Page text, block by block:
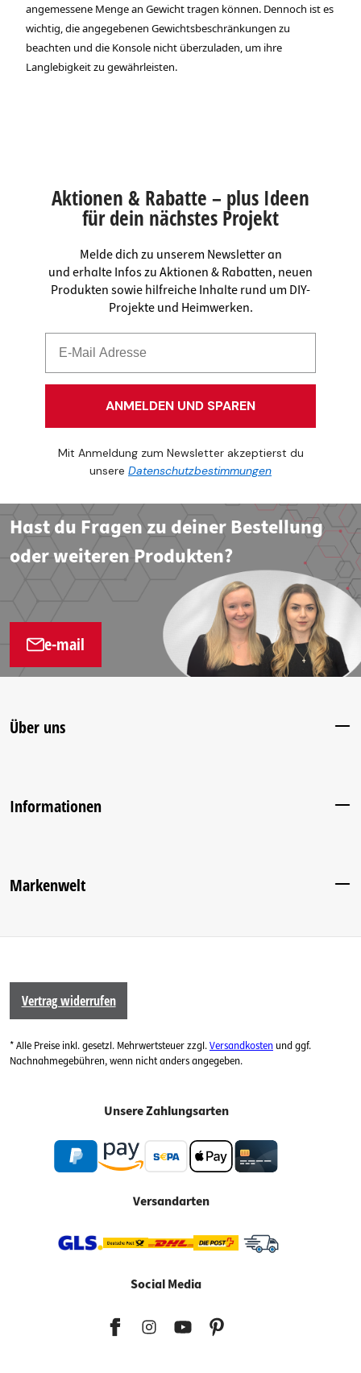
angemessene Menge an Gewicht tragen können. Dennoch ist es
wichtig, die angegebenen Gewichtsbeschränkungen zu
beachten und die Konsole nicht überzuladen, um ihre
Langlebigkeit zu gewährleisten.
Aktionen & Rabatte – plus Ideen
für dein nächstes Projekt
Melde dich zu unserem Newsletter an
und erhalte Infos zu Aktionen & Rabatten, neuen
Produkten sowie hilfreiche Inhalte rund um DIY-
Projekte und Heimwerken.
ANMELDEN UND SPAREN
Mit Anmeldung zum Newsletter akzeptierst du
unsere Datenschutzbestimmungen
Hast du Fragen zu deiner Bestellung
oder weiteren Produkten?
e-mail
Über uns
Informationen
Markenwelt
Vertrag widerrufen
* Alle Preise inkl. gesetzl. Mehrwertsteuer zzgl.Versandkosten und ggf.
Nachnahmegebühren, wenn nicht anders angegeben.
Unsere Zahlungsarten
Versandarten
Social Media